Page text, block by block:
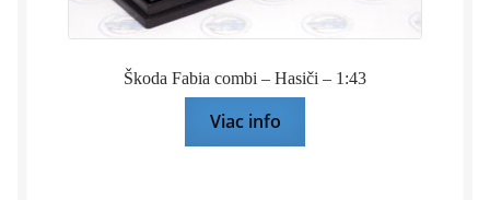
Škoda Fabia combi – Hasiči – 1:43
Viac info